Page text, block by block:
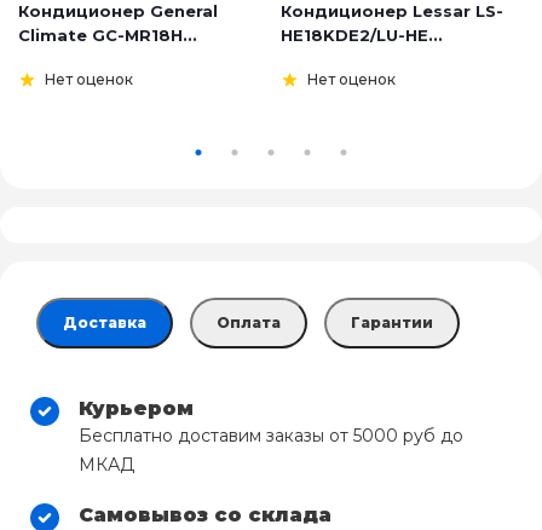
Кондиционер General
Climate GC-MR18H...
Нет оценок
Кондиционер Lessar LS-
HE18KDE2/LU-HE...
Нет оценок
Доставка Оплата Гарантии
Курьером
Бесплатно доставим заказы от 5000 руб до
МКАД
Самовывоз со склада